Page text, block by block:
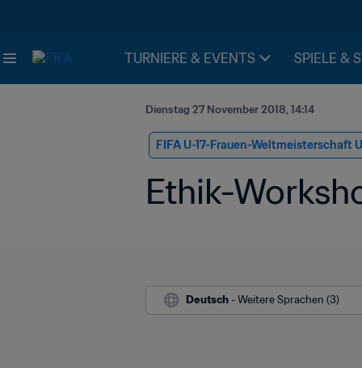
TURNIERE & EVENTS SPIELE &
Dienstag 27 November 2018, 14:14
FIFA U-17-Frauen-Weltmeisterschaft
Ethik-
Deutsch - Weitere Sprachen (3)